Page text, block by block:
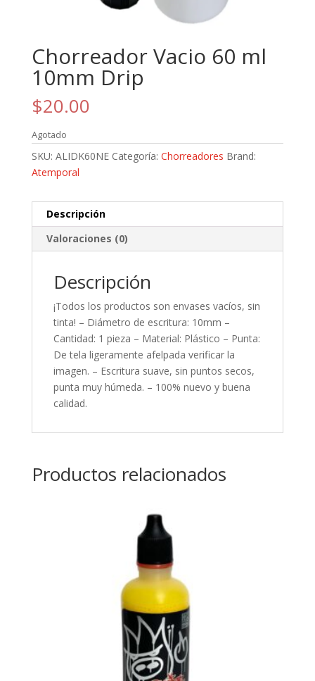
Chorreador Vacio 60 ml
10mm Drip
$20.00
Agotado
SKU: ALIDK60NE Categoría: Chorreadores Brand:
Atemporal
Descripción
Valoraciones (0)
Descripción
¡Todos los productos son envases vacíos, sin
tinta! – Diámetro de escritura: 10mm –
Cantidad: 1 pieza – Material: Plástico – Punta:
De tela ligeramente afelpada verificar la
imagen. – Escritura suave, sin puntos secos,
punta muy húmeda. – 100% nuevo y buena
calidad.
Productos relacionados